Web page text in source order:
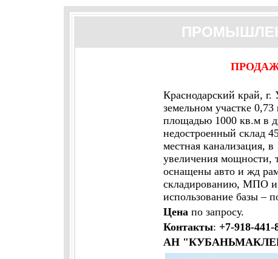
Краснодарский край,
земельном участке
площадью 1000 кв.м в
недостроенный склад
местная канализация,
увеличения мощности,
оснащены авто и жд
складированию, МПО и
использование базы –
Цена по запросу.
Контакты: +7-918-441-
АН